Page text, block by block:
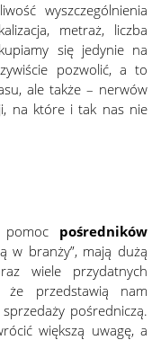
wyszczególnienia
metraż, liczba
się jedynie na
pozwolić, a to
ale także – nerwów
na które i tak nas nie
pośredników
w branży”, mają dużą
wiele przydatnych
że przedstawią nam
pośredniczą.
większą uwagę, a